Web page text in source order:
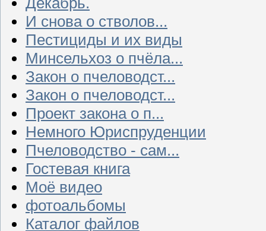
И снова о стволов...
Пестициды и их виды
Минсельхоз о пчёла...
Закон о пчеловодст...
Закон о пчеловодст...
Проект закона о п...
Немного Юриспруденции
Пчеловодство - сам...
Гостевая книга
Моё видео
фотоальбомы
Каталог файлов